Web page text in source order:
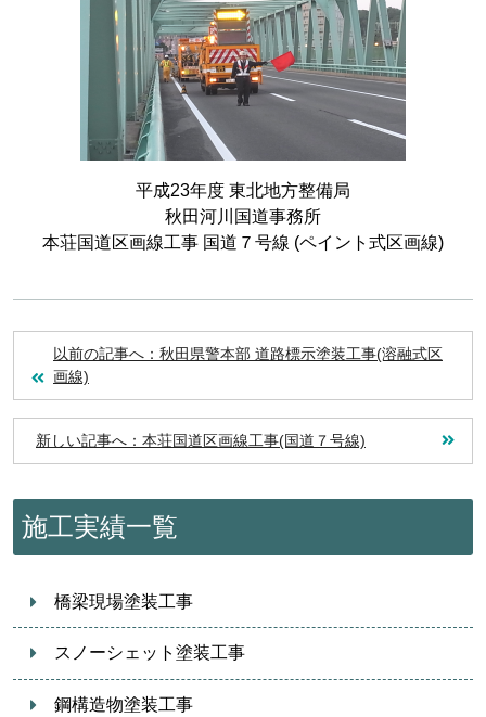
平成23年度 東北地方整備局
秋田河川国道事務所
本荘国道区画線工事 国道７号線 (ペイント式区画線)
以前の記事へ：秋田県警本部 道路標示塗装工事(溶融式区
画線)
新しい記事へ：本荘国道区画線工事(国道７号線)
施工実績一覧
橋梁現場塗装工事
スノーシェット塗装工事
鋼構造物塗装工事